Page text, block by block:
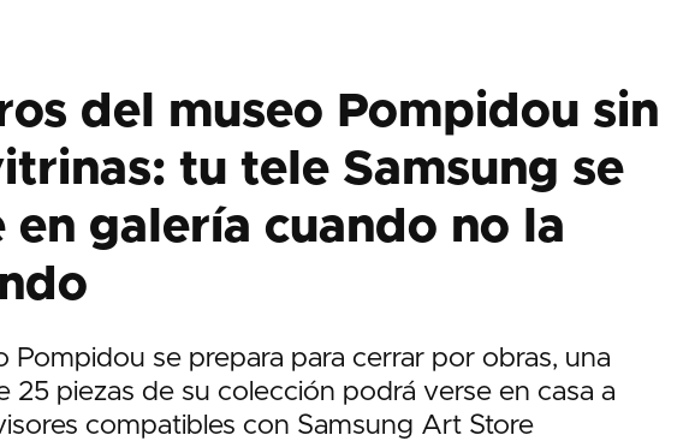
del museo Pompidou sin
tu tele Samsung se
galería cuando no la
Pompidou se prepara para cerrar por obras, una
25 piezas de su colección podrá verse en casa a
compatibles con Samsung Art Store